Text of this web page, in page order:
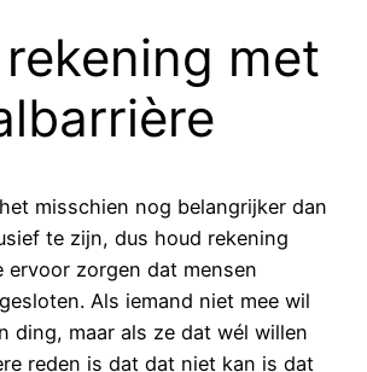
met
misschien nog belangrijker dan
te zijn, dus houd rekening
ervoor zorgen dat mensen
Als iemand niet mee wil
ding, maar als ze dat wél willen
reden is dat dat niet kan is dat